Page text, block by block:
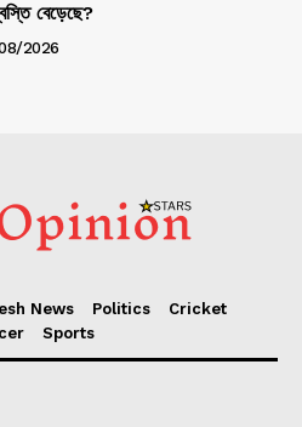
বেড়েছে?
2026
News Politics
Cricket
Sports